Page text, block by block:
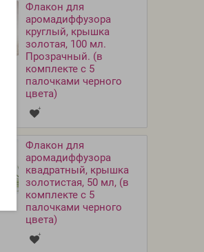
Флакон для
аромадиффузора
круглый, крышка
золотая, 100 мл.
Прозрачный. (в
комплекте с 5
палочками черного
цвета)
Флакон для
аромадиффузора
квадратный, крышка
золотистая, 50 мл, (в
комплекте с 5
палочками черного
цвета)